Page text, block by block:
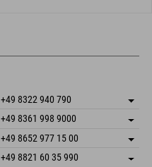
+49 8322 940 790
Adresse speichern
Buchen
+49 8361 998 9000
Adresse speichern
Buchen
+49 8652 977 15 00
Adresse speichern
+49 8821 60 35 990